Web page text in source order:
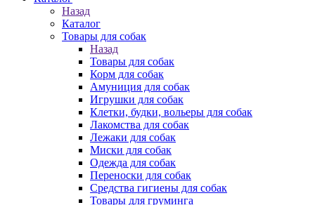
Назад
Каталог
Товары для собак
Назад
Товары для собак
Корм для собак
Амуниция для собак
Игрушки для собак
Клетки, будки, вольеры для собак
Лакомства для собак
Лежаки для собак
Миски для собак
Одежда для собак
Переноски для собак
Средства гигиены для собак
Товары для груминга